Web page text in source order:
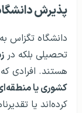
پذیرش
دانشگاه تگزاس
تحصیلی بلکه در
هستند. افرادی
کشوری یا
کرده‌اند یا